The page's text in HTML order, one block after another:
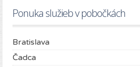
Ponuka služieb v pobočkách
Bratislava
Čadca